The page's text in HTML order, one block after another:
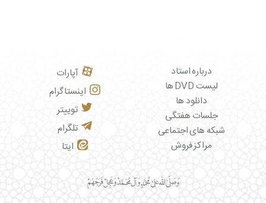
درباره استاد
لیست DVD ها
دانلود ها
جلسات هفتگی
شبکه های اجتماعی
مراکز فروش
آپارات
اینستاگرام
توییتر
تلگرام
ایتا